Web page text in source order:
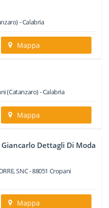
-Calabria
Mappa
(Catanzaro) -Calabria
Mappa
Dettagli Di Moda
SNC-88051 Cropani
Mappa